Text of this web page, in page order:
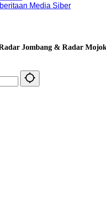
Media Siber
Jombang & Radar